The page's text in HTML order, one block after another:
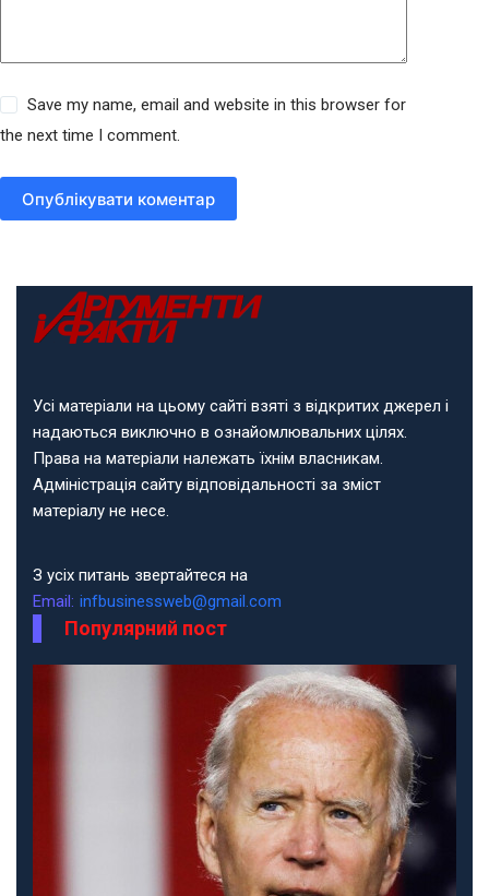
Save my name, email and website in this browser for
the next time I comment.
Опублікувати коментар
Усі матеріали на цьому сайті взяті з відкритих джерел і
надаються виключно в ознайомлювальних цілях.
Права на матеріали належать їхнім власникам.
Адміністрація сайту відповідальності за зміст
матеріалу не несе.
З усіх питань звертайтеся на
Email: infbusinessweb@gmail.com
Популярний пост